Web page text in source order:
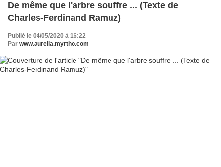
De même que l'arbre souffre ... (Texte de
Charles-Ferdinand Ramuz)
Publié le 04/05/2020 à 16:22
Par www.aurelia.myrtho.com